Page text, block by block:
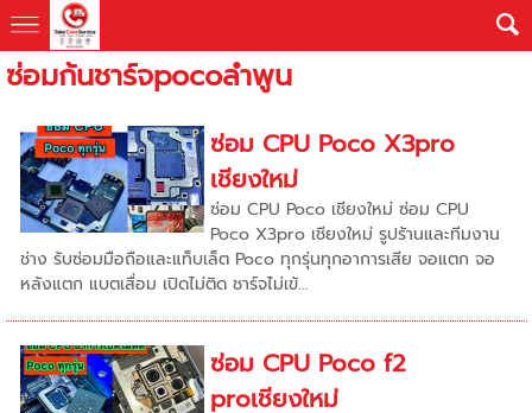
ซ่อมก้นชาร์จpocoลำพูน
ซ่อม CPU Poco X3pro
เชียงใหม่
ซ่อม CPU Poco เชียงใหม่ ซ่อม CPU
Poco X3pro เชียงใหม่ รูปร้านและทีมงาน
ช่าง รับซ่อมมือถือและแท็บเล็ต Poco ทุกรุ่นทุกอาการเสีย จอแตก จอ
หลังแตก แบตเสื่อม เปิดไม่ติด ชาร์จไม่เข้...
ซ่อม CPU Poco f2
proเชียงใหม่